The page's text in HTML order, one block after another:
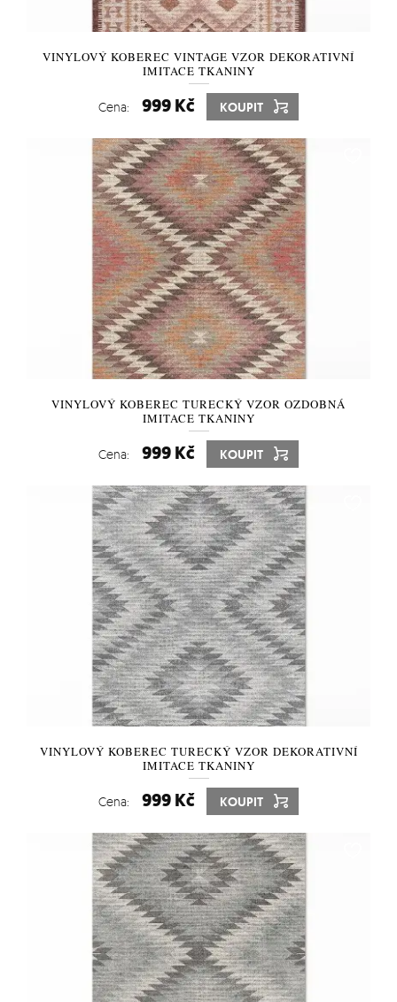
VINYLOVÝ KOBEREC VINTAGE VZOR DEKORATIVNÍ
IMITACE TKANINY
Cena: 999 Kč KOUPIT
VINYLOVÝ KOBEREC TURECKÝ VZOR OZDOBNÁ
IMITACE TKANINY
Cena: 999 Kč KOUPIT
VINYLOVÝ KOBEREC TURECKÝ VZOR DEKORATIVNÍ
IMITACE TKANINY
Cena: 999 Kč KOUPIT